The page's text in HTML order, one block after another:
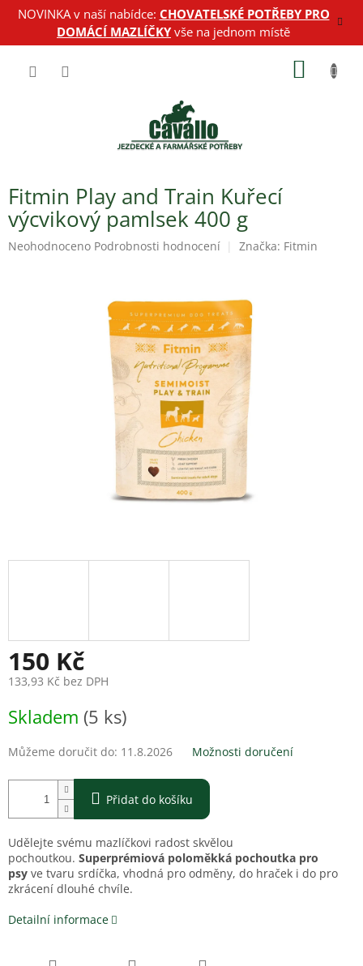
PřejítNOVINKA v naší nabídce: CHOVATELSKÉ POTŘEBY PRO
DOMÁCÍ MAZLÍČKYvše na jednom místě
Fitmin Play and Train Kuřecí
výcvikový pamlsek 400 g
Průměrné
Neohodnoceno Podrobnosti hodnocení Značka: Fitmin
150 Kč
133,93 Kč bez DPH
cena:
Skladem (5 ks)
Můžeme doručit do: 11.8.2026 Možnosti doručení
Přidat do košíku
Udělejte svému mazlíčkovi radost skvělou
pochoutkou. Superprémiová poloměkká pochoutka pro
psy ve tvaru srdíčka, vhodná pro odměny, do hraček i do pro
zkrácení dlouhé chvíle.
Detailní informace